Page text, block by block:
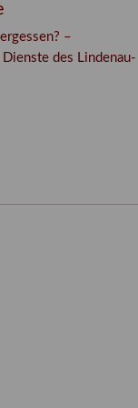
–
des Lindenau-